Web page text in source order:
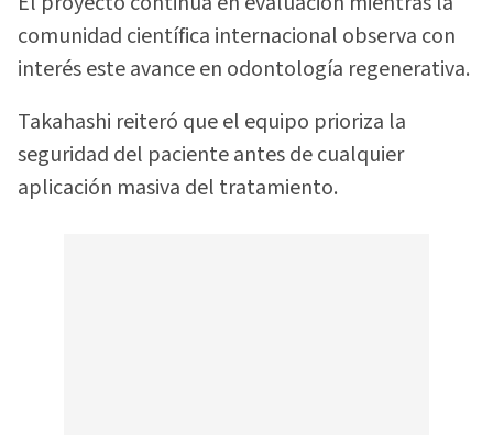
comunidad científica internacional observa con
interés este avance en odontología regenerativa.
Takahashi reiteró que el equipo prioriza la
seguridad del paciente antes de cualquier
aplicación masiva del tratamiento.